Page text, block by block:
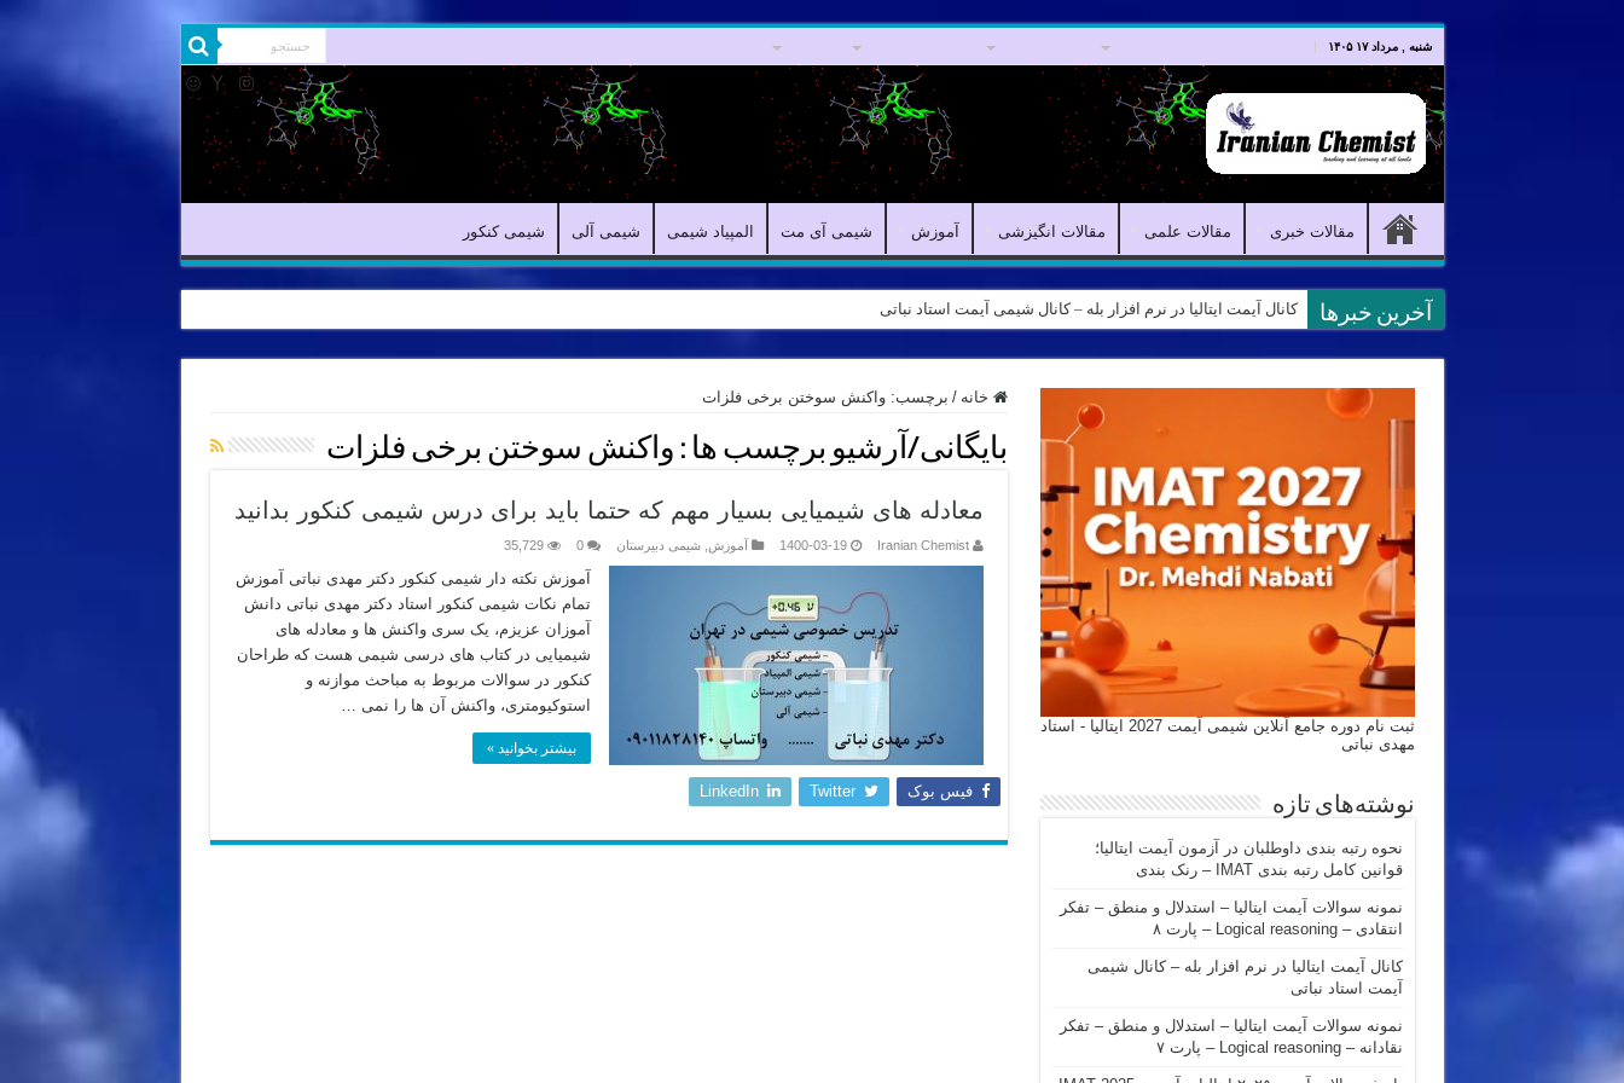
شنبه , مرداد ۱۷ ۱۴۰۵
مقالات خبری مقالات علمی مقالات انگیزشی آموزش شیمی آی مت المپیاد شیمی شیمی آلی شیمی کنکور
آخرین خبرها کانال آیمت ایتالیا در نرم افزار بله – کانال شیمی آیمت استاد نباتی
خانه / برچسب:واکنش سوختن برخی فلزات
بایگانی/آرشیو برچسب ها : واکنش سوختن برخی فلزات
معادله های شیمیایی بسیار مهم که حتما باید برای درس شیمی کنکور بدانید
Iranian Chemist
1400-03-19 آموزش ,شیمی دبیرستان 0
35,729
آموزش نکته دار شیمی کنکور دکتر مهدی نباتی آموزش
تمام نکات شیمی کنکور استاد دکتر مهدی نباتی دانش
آموزان عزیزم، یک سری واکنش ها و معادله های
شیمیایی در کتاب های درسی شیمی هست که طراحان
کنکور در سوالات مربوط به مباحث موازنه و
استوکیومتری، واکنش آن ها را نمی …
بیشتر بخوانید »
فیس بوک Twitter
LinkedIn
ثبت نام دوره جامع آنلاین شیمی آیمت 2027 ایتالیا - استاد
مهدی نباتی
نوشته‌های تازه
نحوه رتبه بندی داوطلبان در آزمون آیمت ایتالیا؛
قوانین کامل رتبه بندی IMAT – رنک بندی
نمونه سوالات آیمت ایتالیا – استدلال و منطق – تفکر
انتقادی – Logical reasoning – پارت ۸
کانال آیمت ایتالیا در نرم افزار بله – کانال شیمی
آیمت استاد نباتی
نمونه سوالات آیمت ایتالیا – استدلال و منطق – تفکر
نقادانه – Logical reasoning – پارت ۷